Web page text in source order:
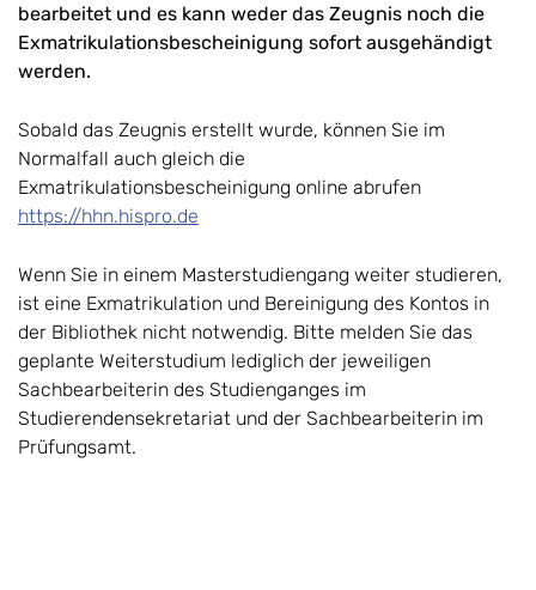
bearbeitet und es kann weder das Zeugnis noch die
Exmatrikulationsbescheinigung sofort ausgehändigt
werden.
Sobald das Zeugnis erstellt wurde, können Sie im
Normalfall auch gleich die
Exmatrikulationsbescheinigung online abrufen
https://hhn.hispro.de
Wenn Sie in einem Masterstudiengang weiter studieren,
ist eine Exmatrikulation und Bereinigung des Kontos in
der Bibliothek nicht notwendig. Bitte melden Sie das
geplante Weiterstudium lediglich der jeweiligen
Sachbearbeiterin des Studienganges im
Studierendensekretariat und der Sachbearbeiterin im
Prüfungsamt.